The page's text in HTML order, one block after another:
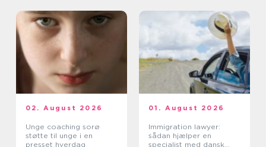
02. August 2026
Unge coaching sorø
støtte til unge i en
presset hverdag
01. August 2026
Immigration lawyer:
sådan hjælper en
specialist med dansk